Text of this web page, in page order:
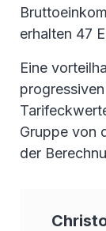
erhalten 47
Eine
Gruppe von
der